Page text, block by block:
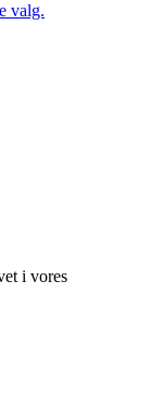
valg.
i vores